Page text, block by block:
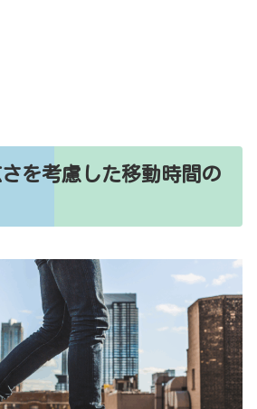
を考慮した移動時間の